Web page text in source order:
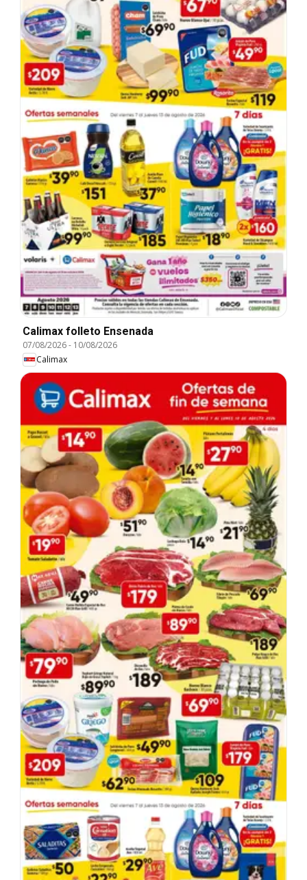
Calimax folleto Ensenada
07/08/2026- 10/08/2026
Calimax